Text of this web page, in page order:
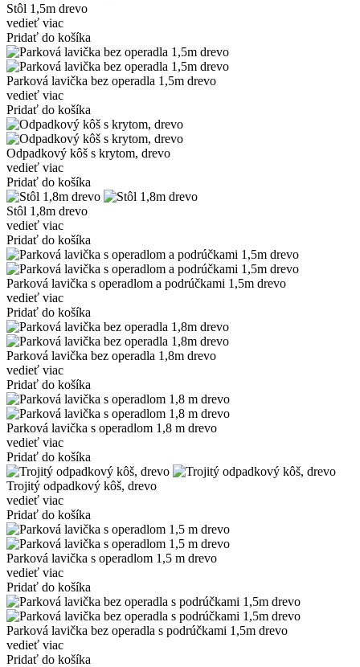
Stôl 1,5m drevo
vedieť viac
Pridať do košíka
Parková lavička bez operadla 1,5m drevo
vedieť viac
Pridať do košíka
Odpadkový kôš s krytom, drevo
vedieť viac
Pridať do košíka
Stôl 1,8m drevo
vedieť viac
Pridať do košíka
Parková lavička s operadlom a podrúčkami 1,5m drevo
vedieť viac
Pridať do košíka
Parková lavička bez operadla 1,8m drevo
vedieť viac
Pridať do košíka
Parková lavička s operadlom 1,8 m drevo
vedieť viac
Pridať do košíka
Trojitý odpadkový kôš, drevo
vedieť viac
Pridať do košíka
Parková lavička s operadlom 1,5 m drevo
vedieť viac
Pridať do košíka
Parková lavička bez operadla s podrúčkami 1,5m drevo
vedieť viac
Pridať do košíka